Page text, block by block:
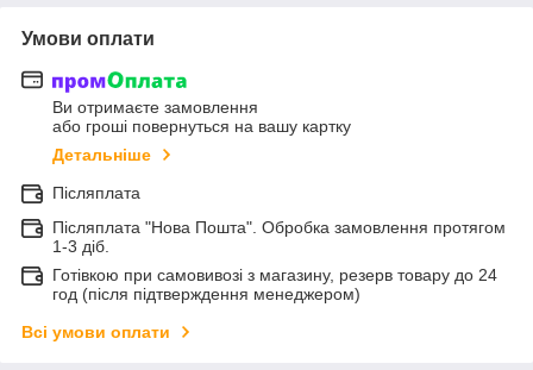
Умови оплати
Ви отримаєте замовлення
або гроші повернуться на вашу картку
Детальніше
Післяплата
Післяплата "Нова Пошта". Обробка замовлення протягом
1-3 діб.
Готівкою при самовивозі з магазину, резерв товару до 24
год (після підтверждення менеджером)
Всі умови оплати